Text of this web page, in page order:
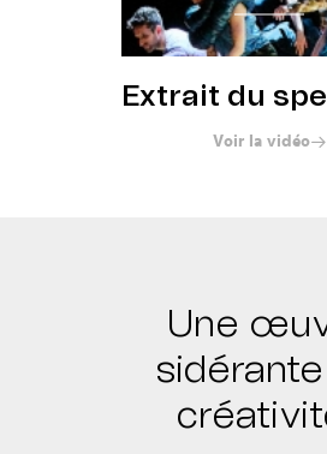
Extrait du
Voir la vidéo
Une